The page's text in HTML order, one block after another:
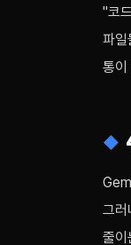
"코
파일
통이
그러
줄이